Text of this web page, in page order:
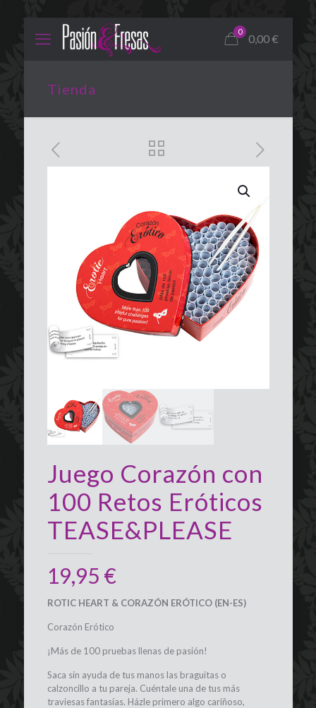
0
0,00€
Tienda
Juego Corazón con
100 Retos Eróticos
TEASE&PLEASE
19,95 €
ROTIC HEART & CORAZÓN ERÓTICO (EN-ES)
Corazón Erótico
¡Más de 100 pruebas llenas de pasión!
Saca sin ayuda de tus manos las braguitas o
calzoncillo a tu pareja. Cuéntale una de tus más
traviesas fantasías. Házle primero algo cariñoso,